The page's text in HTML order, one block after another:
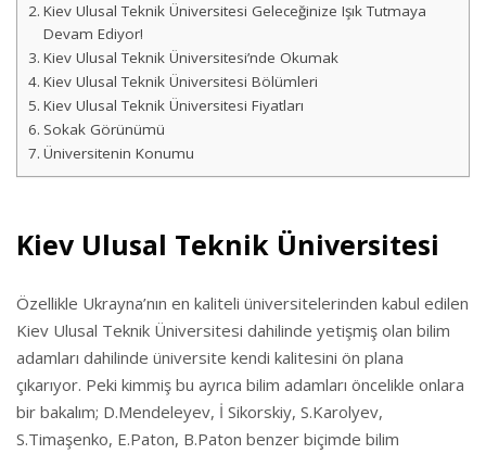
Kiev Ulusal Teknik Üniversitesi Geleceğinize Işık Tutmaya
Devam Ediyor!
Kiev Ulusal Teknik Üniversitesi’nde Okumak
Kiev Ulusal Teknik Üniversitesi Bölümleri
Kiev Ulusal Teknik Üniversitesi Fiyatları
Sokak Görünümü
Üniversitenin Konumu
Kiev Ulusal Teknik Üniversitesi
Özellikle Ukrayna’nın en kaliteli üniversitelerinden kabul edilen
Kiev Ulusal Teknik Üniversitesi dahilinde yetişmiş olan bilim
adamları dahilinde üniversite kendi kalitesini ön plana
çıkarıyor. Peki kimmiş bu ayrıca bilim adamları öncelikle onlara
bir bakalım; D.Mendeleyev, İ Sikorskiy, S.Karolyev,
S.Timaşenko, E.Paton, B.Paton benzer biçimde bilim